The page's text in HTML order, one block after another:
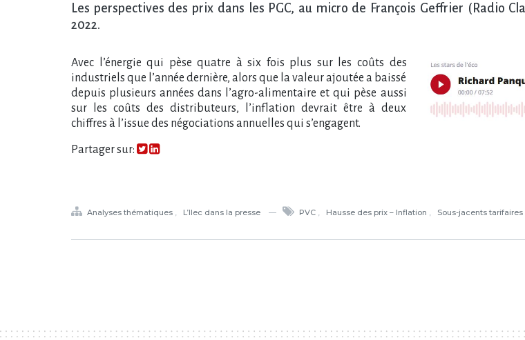
Les perspectives des prix dans les PGC, au micro de François Geffrier (Radio
2022.
Avec l’énergie qui pèse quatre à six fois plus sur les coûts des
industriels que l’année dernière, alors que la valeur ajoutée a baissé
depuis plusieurs années dans l’agro-alimentaire et qui pèse aussi
sur les coûts des distributeurs, l​‌’inflation devrait être à deux
chiffres à l’issue des négociations annuelles qui s’engagent.
Partager sur:
Analyses thématiques L’Ilec dans la presse PVC Hausse des prix – Inflation Sous-jacents tarifaires